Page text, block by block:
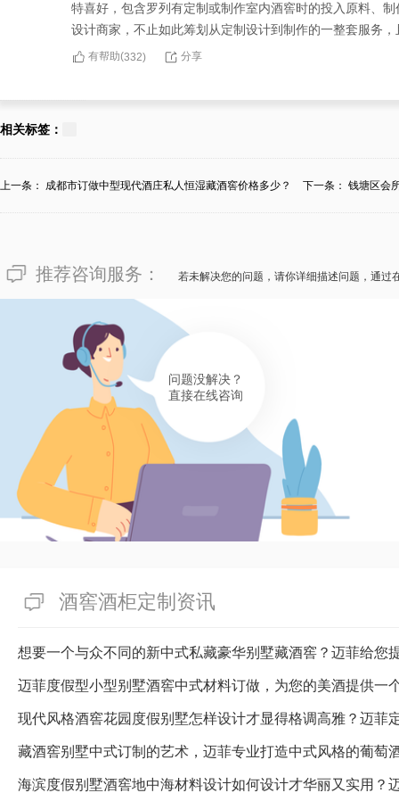
特喜好，包含罗列有定制或制作室内酒窖时的投入原料、
设计商家，不止如此筹划从定制设计到制作的一整套服务
有帮助(332) 分享
139****9026
计商家，保持无论耗费高低，您都会收获臻品的服务和超前
相关标签：
上一条： 成都市订做中型现代酒庄私人恒湿藏酒窖价格多少？ 下一条： 钱塘区会
推荐咨询服务： 若未解决您的问题，请你详细描述问题，通过
问题没解决？
直接在线咨询
酒窖酒柜定制资讯
想要一个与众不同的新中式私藏豪华别墅藏酒窖？迈菲给您
迈菲度假型小型别墅酒窖中式材料订做，为您的美酒提供一
藏酒窖别墅中式订制的艺术，迈菲专业打造中式风格的葡萄
海滨度假别墅酒窖地中海材料设计如何设计才华丽又实用？